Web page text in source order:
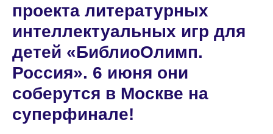
проекта литературных
интеллектуальных игр для
детей «БиблиоОлимп.
Россия». 6 июня они
соберутся в Москве на
суперфинале!